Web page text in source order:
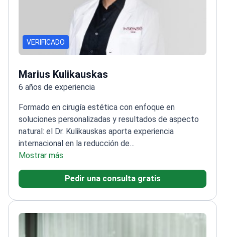
VERIFICADO
Marius Kulikauskas
6 años de experiencia
Formado en cirugía estética con enfoque en
soluciones personalizadas y resultados de aspecto
natural: el Dr. Kulikauskas aporta experiencia
internacional en la reducción de
pezones. Especializado en cirugía plástica y
reconstructivaFormación avanzada en contorno
corporal en The Body Contouring Academy
Mostrar más
Pedir una consulta gratis